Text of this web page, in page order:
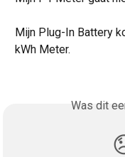
Mijn Plug-In Battery
kWh Meter.
Was dit